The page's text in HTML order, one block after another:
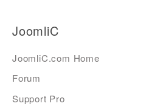
JoomliC
JoomliC.com Home
Forum
Support Pro